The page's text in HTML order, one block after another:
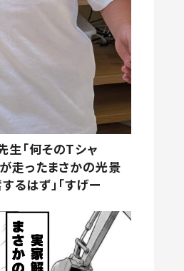
「何そのTシャ
走ったまさかの光景
るはず」「すげー